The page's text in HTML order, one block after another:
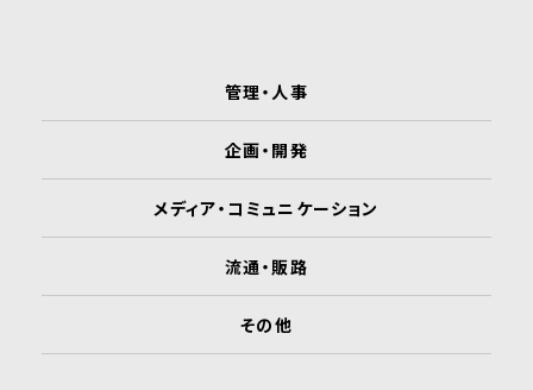
管理・人事
企画・開発
メディア・コミュニケーション
流通・販路
その他